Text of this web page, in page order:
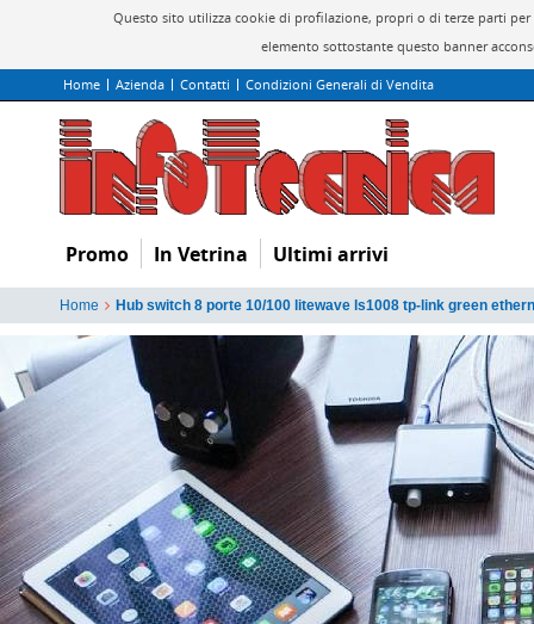
Questo sito utilizza cookie di profilazione, propri o di terze parti
elemento sottostante questo banner
Home Azienda Contatti Condizioni Generali di Vendita
Promo In Vetrina Ultimi arrivi
Home Hub switch 8 porte 10/100 litewave ls1008 tp-link green